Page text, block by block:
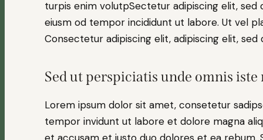
turpis enim volutpSectetur adipiscing elit,
eiusm od tempor incididunt ut labore. Ut vel
Consectetur adipiscing elit, adipiscing elit, sed
Sed ut perspiciatis unde omnis iste
Lorem ipsum dolor sit amet, consetetur
tempor invidunt ut labore et dolore magna